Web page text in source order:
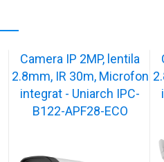
Camera IP 2MP, lentila
2.8mm, IR 30m, Microfon
integrat - Uniarch IPC-
B122-APF28-ECO